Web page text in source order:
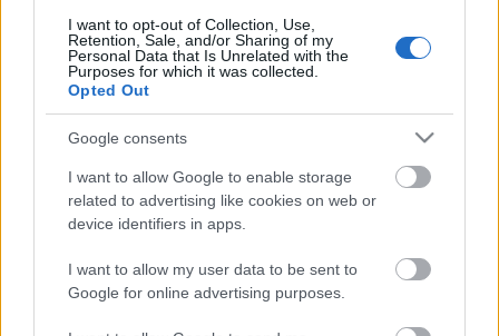
I want to opt-out of Collection, Use,
Retention, Sale, and/or Sharing of my
Personal Data that Is Unrelated with the
Purposes for which it was collected.
Opted Out
Google consents
I want to allow Google to enable storage
related to advertising like cookies on web or
device identifiers in apps.
I want to allow my user data to be sent to
Google for online advertising purposes.
Címkék:premier József Attila Színház
Ajánlott bejegyzések: